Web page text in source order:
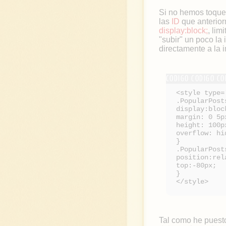
Si no hemos
las
ID que
display:block;,
"subir" un poco la
directamente a la
<style
margin: 0
height:
overflow:
}
top:-80px;
}
</style>
Tal como he